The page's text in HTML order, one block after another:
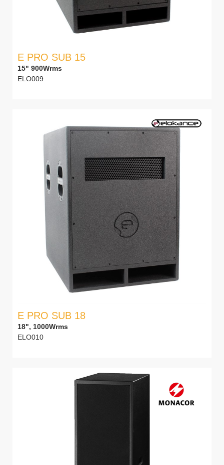
E PRO SUB 15
15" 900Wrms
ELO009
E PRO SUB 18
18", 1000Wrms
ELO010